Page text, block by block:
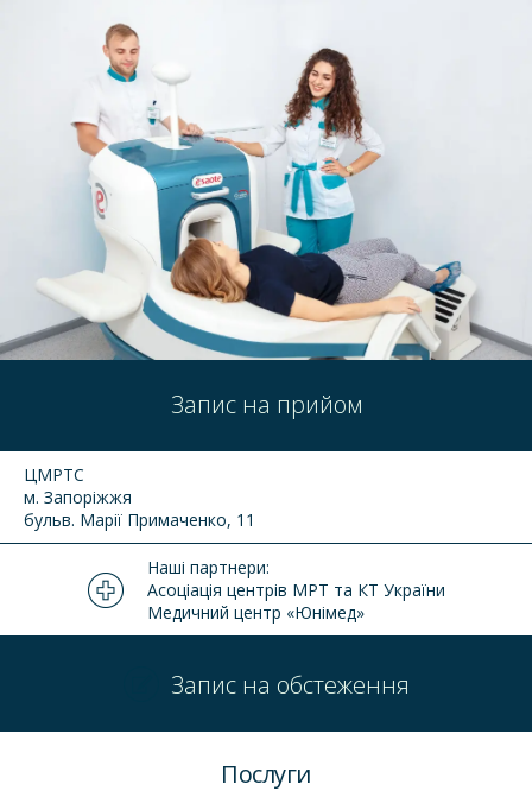
Запис на прийом
ЦМРТС
м. Запоріжжя
бульв. Марії Примаченко, 11
Наші партнери:
Асоціація центрів МРТ та КТ України
Медичний центр «Юнімед»
Запис на обстеження
Послуги